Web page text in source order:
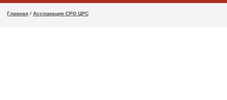
Главная / Ассоциация СРО ЦРС